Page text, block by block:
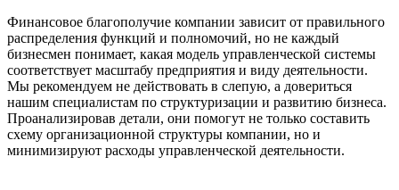
Финансовое благополучие компании зависит от правильного
распределения функций и полномочий, но не каждый
бизнесмен понимает, какая модель управленческой системы
соответствует масштабу предприятия и виду деятельности.
Мы рекомендуем не действовать в слепую, а довериться
нашим специалистам по структуризации и развитию бизнеса.
Проанализировав детали, они помогут не только составить
схему организационной структуры компании, но и
минимизируют расходы управленческой деятельности.